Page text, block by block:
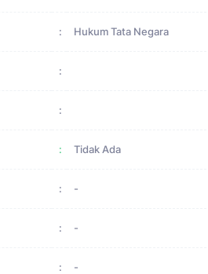
: Hukum Tata Negara
:
:
: Tidak Ada
: -
: -
: -